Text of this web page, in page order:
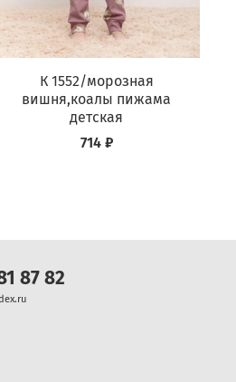
К 1552/морозная
вишня,коалы пижама
детская
714 ₽
87 82